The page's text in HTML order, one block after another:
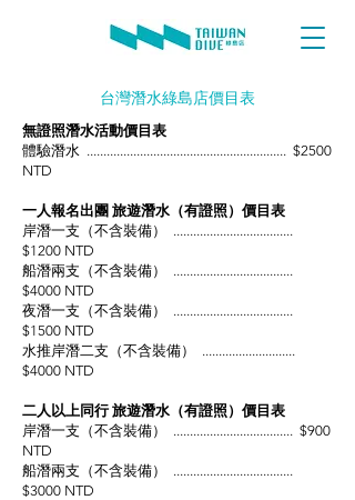
台灣潛水綠島店價目表
無證照潛水活動價目表
體驗潛水 ............................................................ $2500
NTD
一人報名出團 旅遊潛水（有證照）價目表
岸潛一支（不含裝備） ....................................
$1200 NTD
船潛兩支（不含裝備） ....................................
$4000 NTD
夜潛一支（不含裝備） ....................................
$1500 NTD
水推岸潛二支（不含裝備） ............................
$4000 NTD
二人以上同行 旅遊潛水（有證照）價目表
岸潛一支（不含裝備） .................................... $900
NTD
船潛兩支（不含裝備） ....................................
$3000 NTD